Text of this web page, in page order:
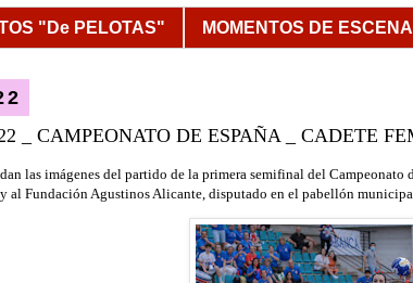
"De PELOTAS" MOMENTOS DE
_ CAMPEONATO DE ESPAÑA _ CADETE
las imágenes del partido de la primera semifinal del Campeonato
al Fundación Agustinos Alicante, disputado en el pabellón